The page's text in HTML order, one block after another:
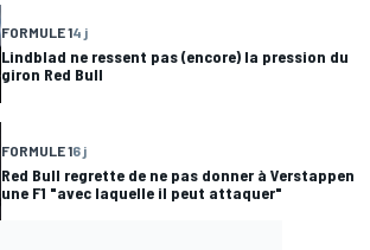
FORMULE 14 j
Lindblad ne ressent pas (encore) la pression du
giron Red Bull
FORMULE 16 j
Red Bull regrette de ne pas donner à Verstappen
une F1 "avec laquelle il peut attaquer"